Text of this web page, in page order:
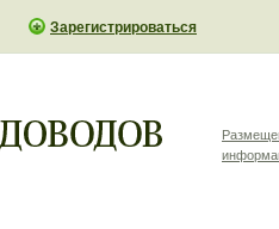
Зарегистрироваться